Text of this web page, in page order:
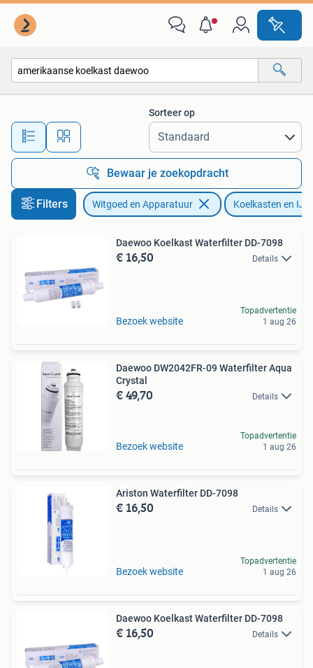
Alle afstanden…
Sorteer op
Bewaar je zoekopdracht
Filters Witgoed en Apparatuur Koelkasten en
Daewoo Koelkast Waterfilter DD-7098
€ 16,50 Details
Bezoek website
Topadvertentie
1 aug 26
Daewoo DW2042FR-09 Waterfilter Aqua
Crystal
€ 49,70 Details
Bezoek website
Topadvertentie
1 aug 26
Ariston Waterfilter DD-7098
€ 16,50 Details
Bezoek website
Topadvertentie
1 aug 26
Daewoo Koelkast Waterfilter DD-7098
€ 16,50 Details